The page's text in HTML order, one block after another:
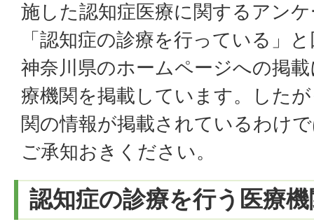
施した認知症医療に関するアン
「認知症の診療を行っている」
神奈川県のホームページへの掲
療機関を掲載しています。した
関の情報が掲載されているわけ
ご承知おきください。
認知症の診療を行う医療